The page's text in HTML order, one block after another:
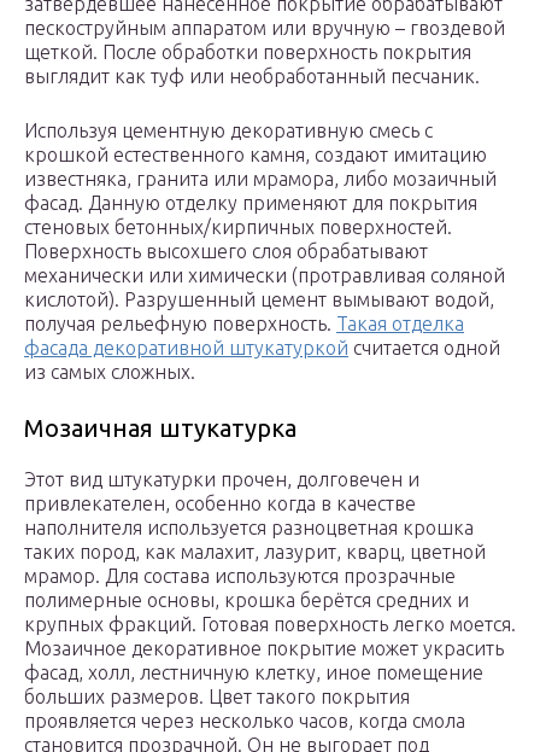
пескоструйным аппаратом или вручную – гвоздевой
щеткой. После обработки поверхность покрытия
выглядит как туф или необработанный песчаник.
Используя цементную декоративную смесь с
крошкой естественного камня, создают имитацию
известняка, гранита или мрамора, либо мозаичный
фасад. Данную отделку применяют для покрытия
стеновых бетонных/кирпичных поверхностей.
Поверхность высохшего слоя обрабатывают
механически или химически (протравливая соляной
кислотой). Разрушенный цемент вымывают водой,
получая рельефную поверхность. Такая отделка
фасада декоративной штукатуркой считается одной
из самых сложных.
Мозаичная штукатурка
Этот вид штукатурки прочен, долговечен и
привлекателен, особенно когда в качестве
наполнителя используется разноцветная крошка
таких пород, как малахит, лазурит, кварц, цветной
мрамор. Для состава используются прозрачные
полимерные основы, крошка берётся средних и
крупных фракций. Готовая поверхность легко моется.
Мозаичное декоративное покрытие может украсить
фасад, холл, лестничную клетку, иное помещение
больших размеров. Цвет такого покрытия
проявляется через несколько часов, когда смола
становится прозрачной. Он не выгорает под